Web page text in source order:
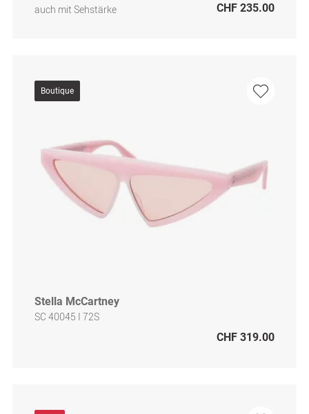
auch mit Sehstärke
CHF 235.00
Boutique
Stella McCartney
SC 40045 I 72S
CHF 319.00